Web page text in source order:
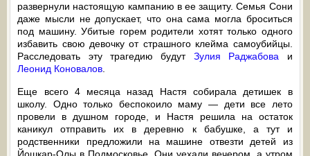
развернули настоящую кампанию в ее защиту. Семья Сони
даже мысли не допускает, что она сама могла броситься
под машину. Убитые горем родители хотят только одного
избавить свою девочку от страшного клейма самоубийцы.
Расследовать эту трагедию будут Зулия Раджабова и
Леонид Коновалов
Еще всего 4 месяца назад Настя собирала детишек в
школу. Одно только беспокоило маму — дети все лето
провели в душном городе, и Настя решила на остаток
каникул отправить их в деревню к бабушке, а тут и
родственники предложили на машине отвезти детей из